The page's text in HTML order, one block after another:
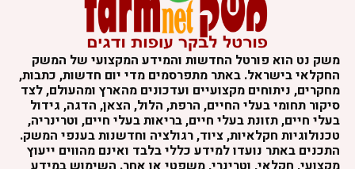
משק נט הוא פורטל החדשות והמידע המקצועי של המשק
החקלאי בישראל. באתר מתפרסמים מדי יום חדשות, כתבות,
מחקרים, ניתוחים מקצועיים ועדכונים מהארץ ומהעולם, לצד
סיקור תחומי בעלי החיים, הרפת, הלול, הצאן, הדגה, גידול
בעלי חיים, תזונת בעלי חיים, בריאות בעלי חיים, וטרינריה,
טכנולוגיות חקלאיות, ציוד, רגולציה וחדשנות בענפי המשק.
התכנים באתר נועדו למידע כללי בלבד ואינם מהווים ייעוץ